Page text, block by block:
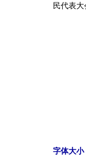
民代表
字体大小